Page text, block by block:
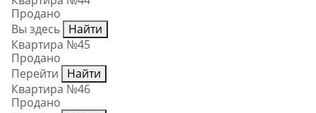
Продано
Вы здесь Найти
Квартира №45
Продано
Перейти
Найти
Квартира №46
Продано